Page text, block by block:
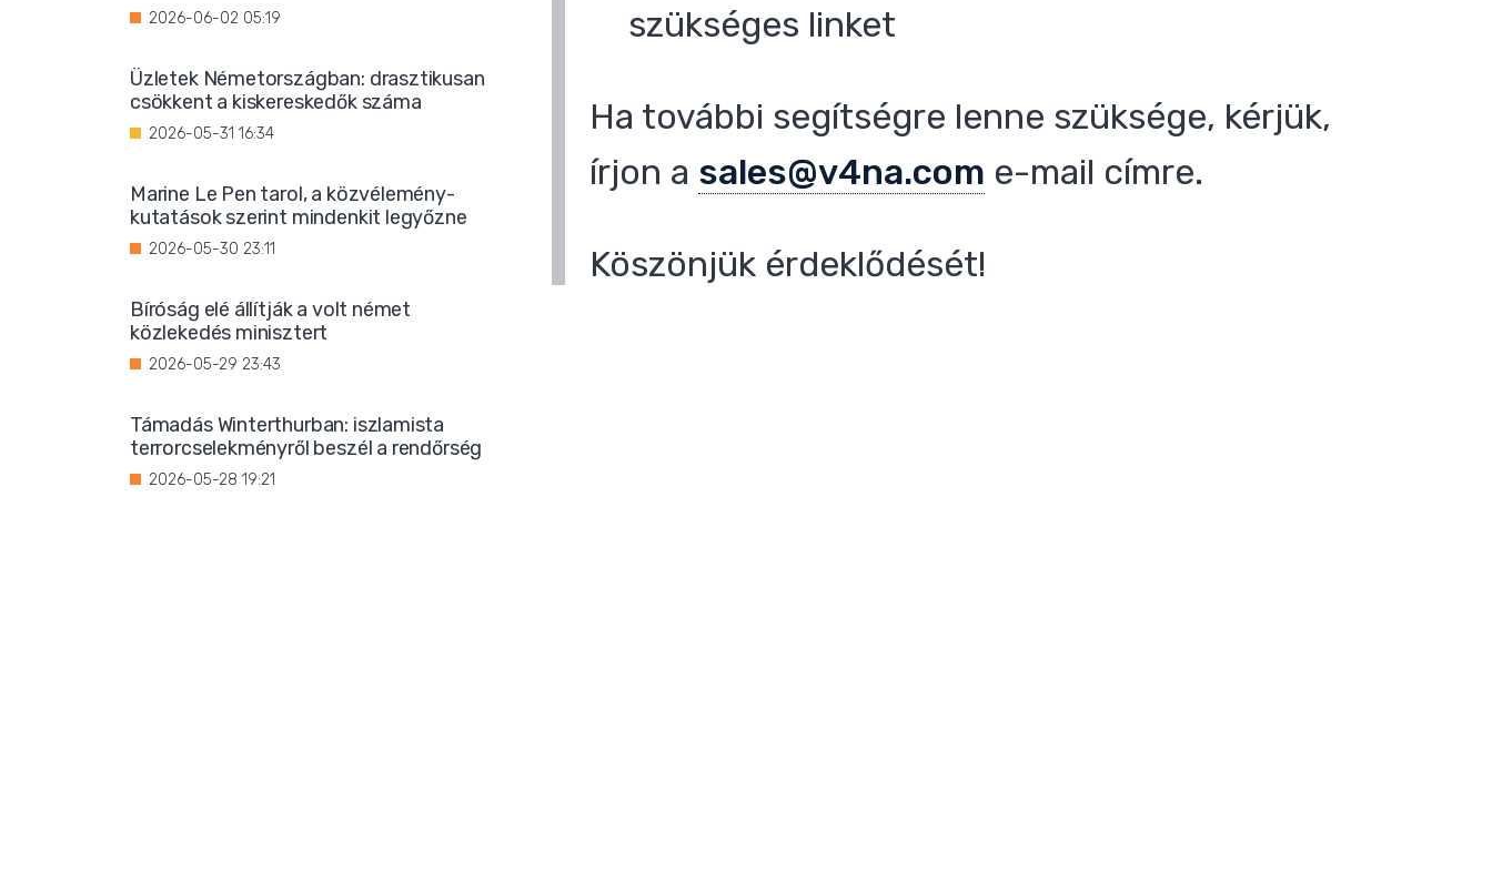
szükséges linket
Ha további segítségre lenne szüksége, kérjük,
írjon a sales@v4na.com e-mail címre.
Köszönjük érdeklődését!
2026-06-02 05:19
Üzletek Németországban: drasztikusan
csökkent a kiskereskedők száma
2026-05-31 16:34
Marine Le Pen tarol, a közvélemény-
kutatások szerint mindenkit legyőzne
2026-05-30 23:11
Bíróság elé állítják a volt német
közlekedés minisztert
2026-05-29 23:43
Támadás Winterthurban: iszlamista
terrorcselekményről beszél a rendőrség
2026-05-28 19:21